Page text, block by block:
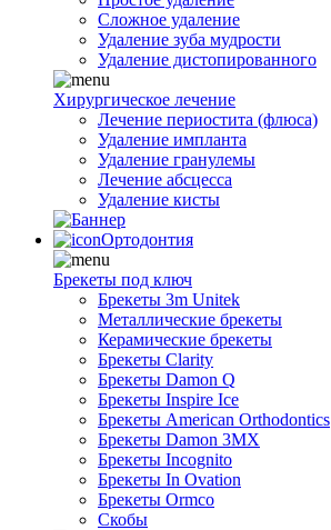
Сложное удаление
Удаление зуба мудрости
Удаление дистопированного
Хирургическое лечение
Лечение периостита (флюса)
Удаление импланта
Удаление гранулемы
Лечение абсцесса
Удаление кисты
Ортодонтия
Брекеты под ключ
Брекеты 3m Unitek
Металлические брекеты
Керамические брекеты
Брекеты Clarity
Брекеты Damon Q
Брекеты Inspire Ice
Брекеты American Orthodontics
Брекеты Damon 3MX
Брекеты Incognito
Брекеты In Ovation
Брекеты Ormco
Скобы